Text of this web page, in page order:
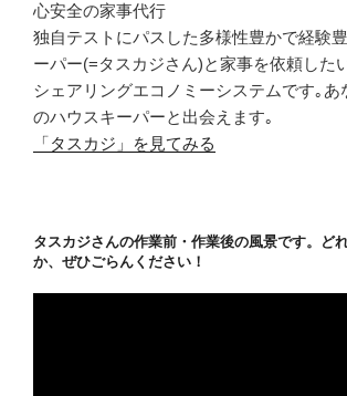
心安全の家事代行
独自テストにパスした多様性豊かで経験
ーパー(=タスカジさん)と家事を依頼した
シェアリングエコノミーシステムです｡あ
のハウスキーパーと出会えます｡
「タスカジ」を見てみる
タスカジさんの作業前・作業後の風景です。ど
か、ぜひごらんください！